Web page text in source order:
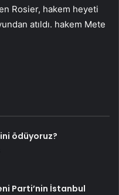
Rosier, hakem heyeti
atıldı. hakem Mete
ödüyoruz?
Parti’nin İstanbul